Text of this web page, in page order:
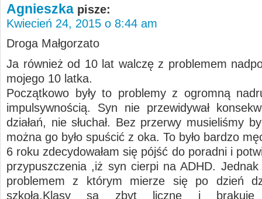
Agnieszka pisze:
Kwiecień 24, 2015 o 8:44 am
Droga Małgorzato
Ja również od 10 lat walczę z problemem
mojego 10 latka.
Początkowo były to problemy z ogromną
impulsywnością. Syn nie przewidywał
działań, nie słuchał. Bez przerwy musieliśmy
można go było spuścić z oka. To było bardzo
6 roku zdecydowałam się pójść do poradni i
przypuszczenia ,iż syn cierpi na ADHD. Jednak
problemem z którym mierze się po dzień
szkoła.Klasy są zbyt liczne i brakuje